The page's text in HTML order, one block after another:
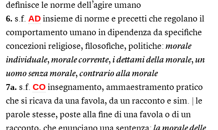
definisce le norme dell’agire umano
6. s.f. AD insieme di norme e precetti che regolano il
comportamento umano in dipendenza da specifiche
concezioni religiose, filosofiche, politiche: morale
individuale, morale corrente, i dettami della morale, un
uomo senza morale, contrario alla morale
7a. s.f. CO insegnamento, ammaestramento pratico
che si ricava da una favola, da un racconto e sim.
le
parole stesse, poste alla fine di una favola o di un